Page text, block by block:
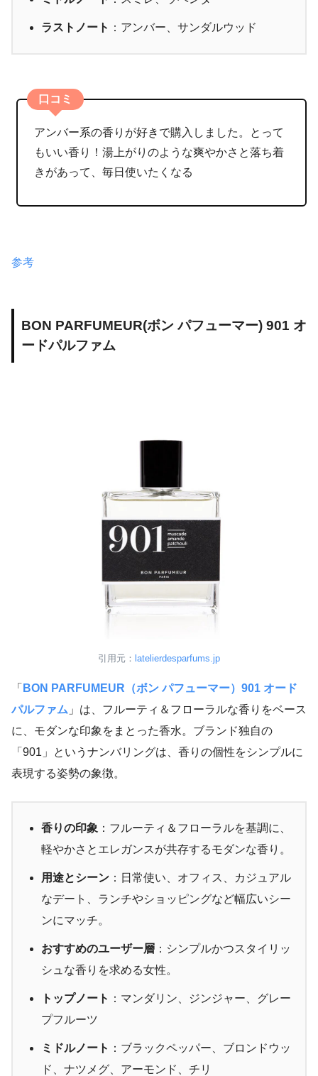
ラストノート ：アンバー、サンダルウッド
口コミ
アンバー系の香りが好きで購入しました。とって
もいい香り！湯上がりのような爽やかさと落ち着
きがあって、毎日使いたくなる
参考
BON PARFUMEUR(ボン パフューマー) 901 オ
ードパルファム
引用元： latelierdesparfums.jp
「 BON PARFUMEUR（ボン パフューマー）901 オード
パルファム 」は、フルーティ＆フローラルな香りをベース
に、モダンな印象をまとった香水。ブランド独自の
「901」というナンバリングは、香りの個性をシンプルに
表現する姿勢の象徴。
香りの印象 ：フルーティ＆フローラルを基調に、
軽やかさとエレガンスが共存するモダンな香り。
用途とシーン ：日常使い、オフィス、カジュアル
なデート、ランチやショッピングなど幅広いシー
ンにマッチ。
おすすめのユーザー層 ：シンプルかつスタイリッ
シュな香りを求める女性。
トップノート ：マンダリン、ジンジャー、グレー
プフルーツ
ミドルノート ：ブラックペッパー、ブロンドウッ
ド、ナツメグ、アーモンド、チリ